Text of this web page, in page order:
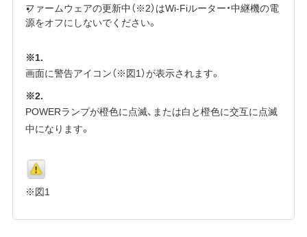
ファームウェアの更新中（※2）はWi-Fiルーター・中継機の電
源をオフにしないでください。
※1.
画面に警告アイコン（※図1）が表示されます。
※2.
POWERランプが橙色に点滅、または白と橙色に交互に点滅
中になります。
※図1